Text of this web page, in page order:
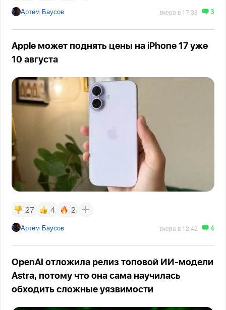
Артём Баусов вчера в 17:38 3
Apple может поднять цены на iPhone 17 уже
10 августа
27 4 2
Артём Баусов вчера в 12:42 4
OpenAI отложила релиз топовой ИИ-модели
Astra, потому что она сама научилась
обходить сложные уязвимости